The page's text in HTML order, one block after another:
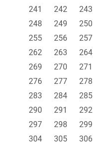
241
242 243
248
249 250
255
256 257
262
263 264
269
270 271
276
277 278
283
284 285
290
291 292
297
298 299
304
305 306